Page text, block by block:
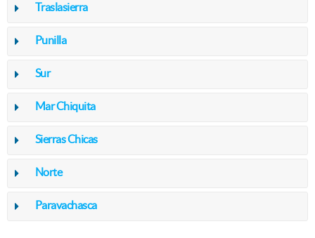
Traslasierra
Punilla
Sur
Mar Chiquita
Sierras Chicas
Norte
Paravachasca